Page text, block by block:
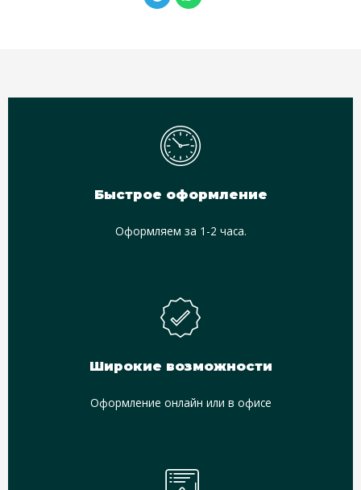
l a
Быстрое оформление
Оформляем за 1-2 часа.
Широкие возможности
Оформление онлайн или в офисе